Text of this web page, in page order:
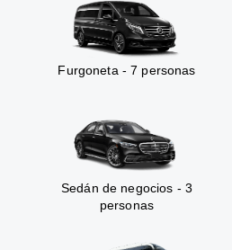
Furgoneta - 7 personas
Sedán de negocios - 3
personas